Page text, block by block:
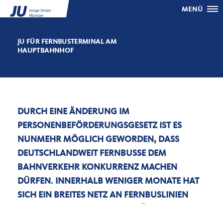
MENÜ
JU FÜR FERNBUSTERMINAL AM
HAUPTBAHNHOF
DURCH EINE ÄNDERUNG IM
PERSONENBEFÖRDERUNGSGESETZ IST ES
NUNMEHR MÖGLICH GEWORDEN, DASS
DEUTSCHLANDWEIT FERNBUSSE DEM
BAHNVERKEHR KONKURRENZ MACHEN
DÜRFEN. INNERHALB WENIGER MONATE HAT
SICH EIN BREITES NETZ AN FERNBUSLINIEN